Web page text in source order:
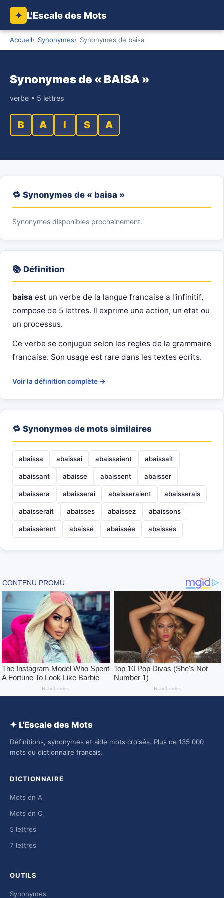
✦ L'Escale des Mots
Accueil Synonymes Synonymes de baisa
Synonymes de « BAISA »
verbe • 5 lettres
B A I S A
🔁 Synonymes de « baisa »
Synonymes disponibles prochainement.
📚 Définition
baisa est un verbe de la langue francaise a l'infinitif,
compose de 5 lettres. Il exprime une action, un etat ou
un processus.
Ce verbe se conjugue selon les regles de la grammaire
francaise. Son usage est rare dans les textes ecrits.
Voir la définition complète →
🔁 Synonymes de mots similaires
abaissa abaissai abaissaient abaissait
abaissant abaisse abaissent abaisser
abaissera abaisserai abaisseraient abaisserais
abaisserait abaisses abaissez abaissons
abaissèrent abaissé abaissée abaissés
✦ L'Escale des Mots
Définitions, synonymes et aide mots croisés. Plus de 135 000
mots du dictionnaire français.
DICTIONNAIRE
Mots en A
Mots en C
5 lettres
7 lettres
OUTILS
Synonymes